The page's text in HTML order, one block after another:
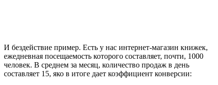
И бездействие пример. Есть у нас интернет-магазин книжек,
ежедневная посещаемость которого составляет, почти, 1000
человек. В среднем за месяц, количество продаж в день
составляет 15, яко в итоге дает коэффициент конверсии: